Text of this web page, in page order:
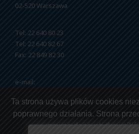
Ta strona używa plików cookies
poprawnego działania. Strona
pewne dane
02-520 Warszawa
Tel: 22 640 80 23
Tel: 22 640 82 67
Fax: 22 849 82 30
e-mail: